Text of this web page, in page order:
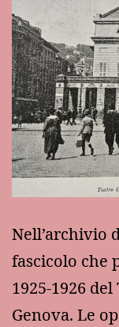
Nell’archivio
fascicolo che
1925-1926
Genova. Le